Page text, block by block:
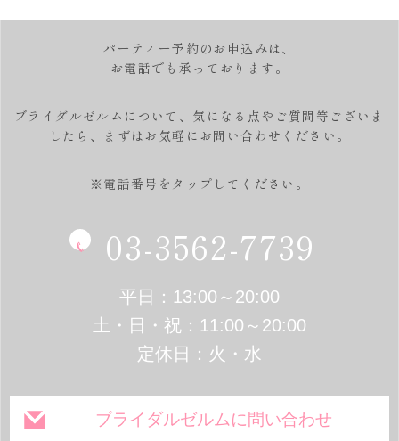
パーティー予約のお申込みは、
お電話でも承っております。
ブライダルゼルムについて、気になる点やご質問等ございま
したら、
まずはお気軽にお問い合わせください。
※電話番号をタップしてください。
03-3562-7739
平日：13:00～20:00
土・日・祝：11:00～20:00
定休日：火・水
ブライダルゼルムに問い合わせ